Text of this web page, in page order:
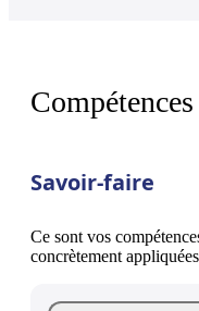
Compétences
Savoir-faire
Ce sont vos
concrètement